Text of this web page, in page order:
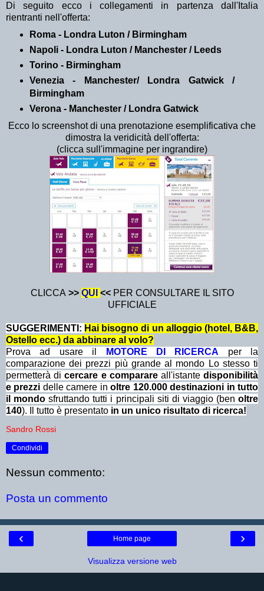
Di seguito ecco i collegamenti in partenza dall'Italia
rientranti nell'offerta:
Roma - Londra Luton / Birmingham
Napoli - Londra Luton / Manchester / Leeds
Torino - Birmingham
Venezia - Manchester/ Londra Gatwick /
Birmingham
Verona - Manchester / Londra Gatwick
Ecco lo screenshot di una prenotazione esemplificativa che
dimostra la veridicità dell'offerta:
(clicca sull'immagine per ingrandire)
CLICCA >> QUI <<PER CONSULTARE IL SITO
UFFICIALE
SUGGERIMENTI: Hai bisogno di un alloggio (hotel, B&B,
Ostello ecc.) da abbinare al volo?
Prova ad usare il
MOTORE DI RICERCA
per la
comparazione dei prezzi più grande al mondo Lo stesso ti
permetterà dicercare e comparare all'istantedisponibilità
e prezzi delle camere inoltre 120.000 destinazioni in tutto
il mondo sfruttando tutti i principali siti di viaggio (benoltre
140). Il tutto è presentato in un unico risultato di ricerca!
Sandro Rossi
Condividi
Nessun commento:
Posta un commento
‹ ›
Home page
Visualizza versione web